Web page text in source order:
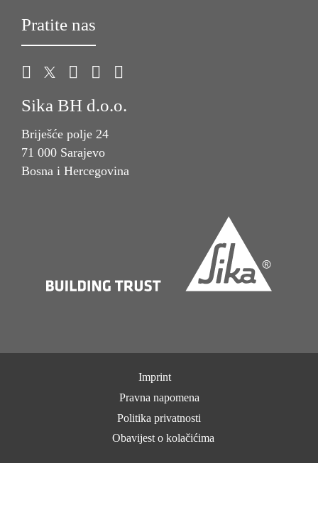
Pratite nas
Sika BH d.o.o.
Briješće polje 24
71 000 Sarajevo
Bosna i Hercegovina
Imprint
Pravna napomena
Politika privatnosti
Obavijest o kolačićima